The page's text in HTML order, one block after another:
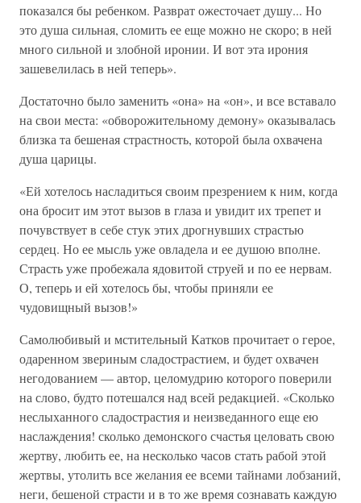
показался бы ребенком. Разврат ожесточает душу... Но
это душа сильная, сломить ее еще можно не скоро; в ней
много сильной и злобной иронии. И вот эта ирония
зашевелилась в ней теперь».
Достаточно было заменить «она» на «он», и все вставало
на свои места: «обворожительному демону» оказывалась
близка та бешеная страстность, которой была охвачена
душа царицы.
«Ей хотелось насладиться своим презрением к ним, когда
она бросит им этот вызов в глаза и увидит их трепет и
почувствует в себе стук этих дрогнувших страстью
сердец. Но ее мысль уже овладела и ее душою вполне.
Страсть уже пробежала ядовитой струей и по ее нервам.
О, теперь и ей хотелось бы, чтобы приняли ее
чудовищный вызов!»
Самолюбивый и мстительный Катков прочитает о герое,
одаренном звериным сладострастием, и будет охвачен
негодованием — автор, целомудрию которого поверили
на слово, будто потешался над всей редакцией. «Сколько
неслыханного сладострастия и неизведанного еще ею
наслаждения! сколько демонского счастья целовать свою
жертву, любить ее, на несколько часов стать рабой этой
жертвы, утолить все желания ее всеми тайнами лобзаний,
неги, бешеной страсти и в то же время сознавать каждую